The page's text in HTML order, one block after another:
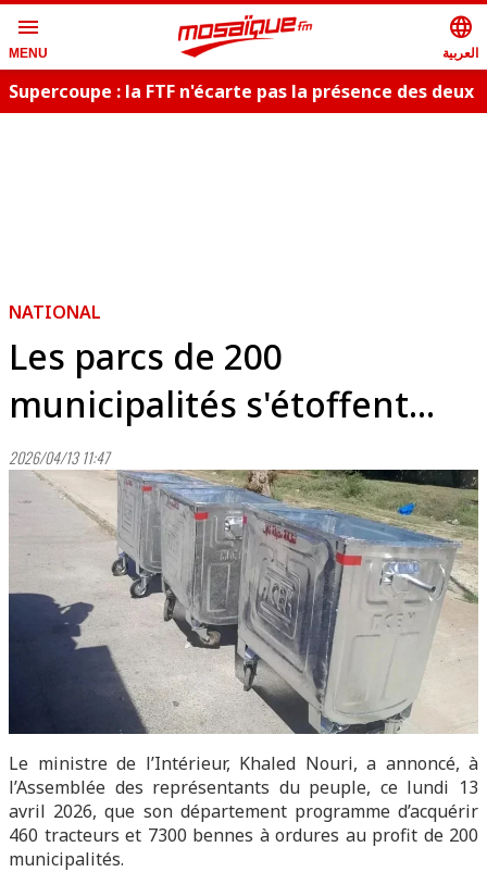
menu
MENU
language
العربية
Supercoupe : la FTF n'écarte pas la présence des deux
NATIONAL
Les parcs de 200
municipalités s'étoffent...
2026/04/13 11:47
Le ministre de l’Intérieur, Khaled Nouri, a annoncé, à
l’Assemblée des représentants du peuple, ce lundi 13
avril 2026, que son département programme d’acquérir
460 tracteurs et 7300 bennes à ordures au profit de 200
municipalités.